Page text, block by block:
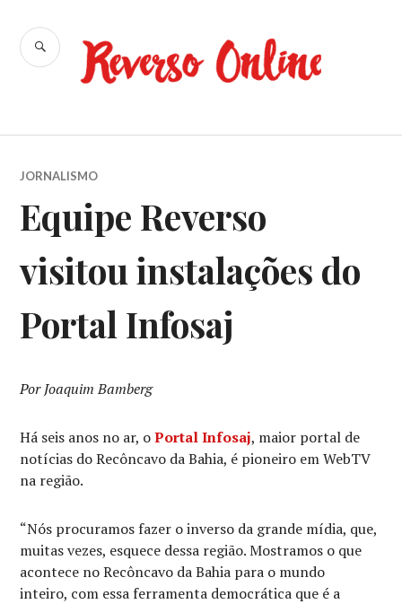
para
conteúdo
Reverso
BUSCA
JORNALISMO
Equipe Reverso
visitou instalações do
Portal Infosaj
Por Joaquim Bamberg
Há seis anos no ar, oPortal Infosaj, maior portal de
notícias do Recôncavo da Bahia, é pioneiro em WebTV
na região.
“Nós procuramos fazer o inverso da grande mídia, que,
muitas vezes, esquece dessa região. Mostramos o que
acontece no Recôncavo da Bahia para o mundo
inteiro, com essa ferramenta democrática que é a